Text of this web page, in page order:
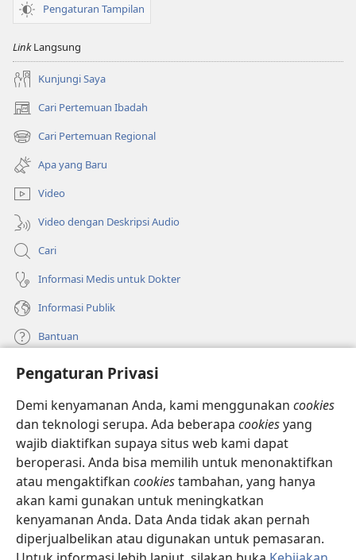
Pengaturan Privasi
Demi kenyamanan Anda, kami menggunakan cookies
dan teknologi serupa. Ada beberapa cookiesyang
wajib diaktifkan supaya situs web kami dapat
beroperasi. Anda bisa memilih untuk menonaktifkan
atau mengaktifkan cookiestambahan, yang hanya
akan kami gunakan untuk meningkatkan
kenyamanan Anda. Data Anda tidak akan pernah
diperjualbelikan atau digunakan untuk pemasaran.
Pengaturan Tampilan
LinkLangsung
Kunjungi Saya
Cari Pertemuan Ibadah
(terbuka
di
window
baru)
Cari Pertemuan Regional
(terbuka
di
window
baru)
Apa yang Baru
Video
Video dengan Deskripsi Audio
Cari
Informasi Medis untuk Dokter
Informasi Publik
Bantuan
Sumbangan
(terbuka
di
window
baru)
PERPUSTAKAAN ONLINE Menara Pengawal
(terbuka
di
window
®
(terbuka
di
window
baru)
JW Library ®
Watchtower Library